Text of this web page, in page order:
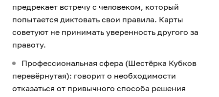
предрекает встречу с человеком, который
попытается диктовать свои правила. Карты
советуют не принимать уверенность другого за
правоту.
Профессиональная сфера (Шестёрка Кубков
перевёрнутая): говорит о необходимости
отказаться от привычного способа решения